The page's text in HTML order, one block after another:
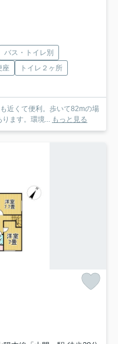
バス・トイレ別
座
トイレ２ヶ所
近くて便利。歩いて82mの場
ます。環境... もっと見る